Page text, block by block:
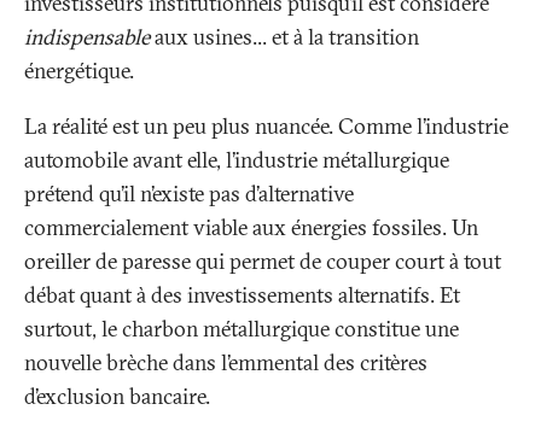
indispensableaux usines... et à la transition
énergétique.
La réalité est un peu plus nuancée. Comme l’industrie
automobile avant elle, l’industrie métallurgique
prétend qu’il n’existe pas d’alternative
commercialement viable aux énergies fossiles. Un
oreiller de paresse qui permet de couper court à tout
débat quant à des investissements alternatifs. Et
surtout, le charbon métallurgique constitue une
nouvelle brèche dans l’emmental des critères
d’exclusion bancaire.